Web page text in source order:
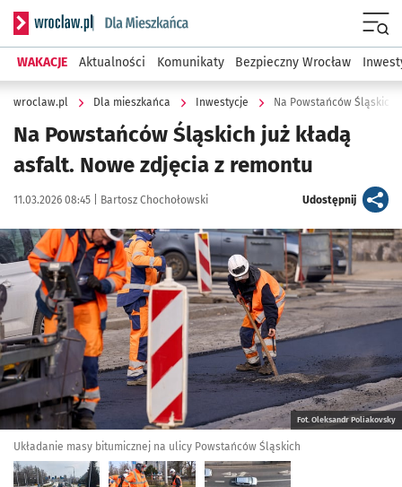
Serwis informacyjny wroclaw.pl podserwis: Dla mieszkańca
WAKACJE Aktualności Komunikaty Bezpieczny Wrocław
wroclaw.pl Dla mieszkańca Inwestycje Na Powstańców Śląskich
Na Powstańców Śląskich już kładą
asfalt. Nowe zdjęcia z remontu
Data publikacji:
11.03.2026 08:45 | Autor:
Bartosz Chochołowski Udostępnijartykuł
Kliknij, aby zobaczyć galerię
Fot. Oleksandr Poliakovsky
Układanie masy bitumicznej na ulicy Powstańców Śląskich